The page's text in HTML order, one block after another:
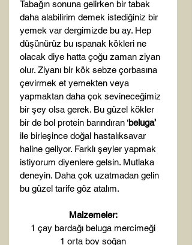
Tabağın sonuna gelirken bir tabak
daha alabilirim demek istediğiniz bir
yemek var dergimizde bu ay. Hep
düşünürüz bu ıspanak kökleri ne
olacak diye hatta çoğu zaman ziyan
olur. Ziyanı bir kök sebze çorbasına
çevirmek et yemekten veya
yapmaktan daha çok sevineceğimiz
bir şey olsa gerek. Bu güzel kökler
bir de bol protein barındıran ‘beluga’
ile birleşince doğal hastalıksavar
haline geliyor. Farklı şeyler yapmak
istiyorum diyenlere gelsin. Mutlaka
deneyin. Daha çok uzatmadan gelin
Malzemeler:
1 çay bardağı beluga mercimeği
1 orta boy soğan